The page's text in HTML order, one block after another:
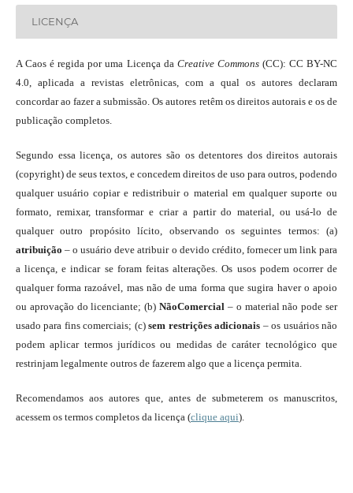
LICENÇA
A Caos é regida por uma Licença da Creative Commons(CC): CC BY-NC
4.0, aplicada a revistas eletrônicas, com a qual os autores declaram
concordar ao fazer a submissão. Os autores retêm os direitos autorais e os de
publicação completos.
Segundo essa licença, os autores são os detentores dos direitos autorais
(copyright) de seus textos, e concedem direitos de uso para outros, podendo
qualquer usuário copiar e redistribuir o material em qualquer suporte ou
formato, remixar, transformar e criar a partir do material, ou usá-lo de
qualquer outro propósito lícito, observando os seguintes termos: (a)
atribuição – o usuário deve atribuir o devido crédito, fornecer um link para
a licença, e indicar se foram feitas alterações. Os usos podem ocorrer de
qualquer forma razoável, mas não de uma forma que sugira haver o apoio
ou aprovação do licenciante; (b)NãoComercial – o material não pode ser
usado para fins comerciais; (c)sem restrições adicionais – os usuários não
podem aplicar termos jurídicos ou medidas de caráter tecnológico que
restrinjam legalmente outros de fazerem algo que a licença permita.
Recomendamos aos autores que, antes de submeterem os manuscritos,
acessem os termos completos da licença (clique aqui).